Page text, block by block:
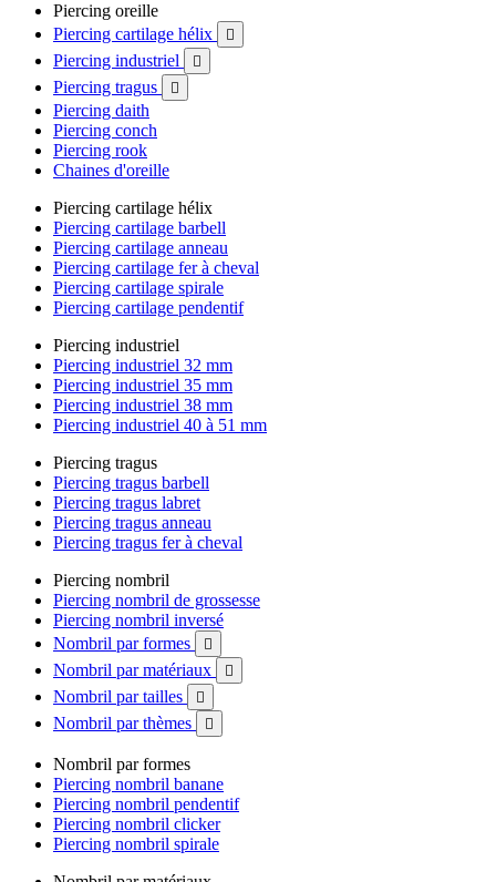
Piercing oreille
Piercing cartilage hélix

Piercing industriel 
Piercing tragus 
Piercing daith
Piercing conch
Piercing rook
Chaines d'oreille
Piercing cartilage hélix
Piercing cartilage barbell
Piercing cartilage anneau
Piercing cartilage fer à cheval
Piercing cartilage spirale
Piercing cartilage pendentif
Piercing industriel
Piercing industriel 32 mm
Piercing industriel 35 mm
Piercing industriel 38 mm
Piercing industriel 40 à 51 mm
Piercing tragus
Piercing tragus barbell
Piercing tragus labret
Piercing tragus anneau
Piercing tragus fer à cheval
Piercing nombril
Piercing nombril de grossesse
Piercing nombril inversé
Nombril par formes

Nombril par matériaux 
Nombril par tailles 
Nombril par thèmes 
Nombril par formes
Piercing nombril banane
Piercing nombril pendentif
Piercing nombril clicker
Piercing nombril spirale